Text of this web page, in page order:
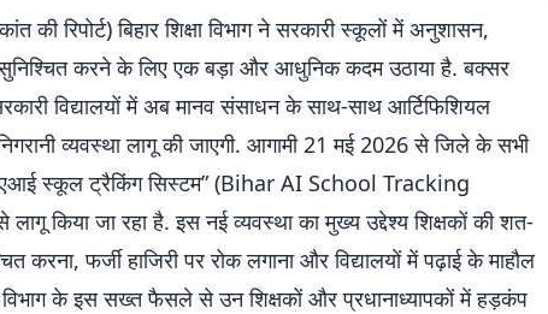
रिपोर्ट) बिहार शिक्षा विभाग ने सरकारी स्कूलों में अनुशासन,
सुनिश्चित करने के लिए एक बड़ा और आधुनिक कदम उठाया है. बक्सर
विद्यालयों में अब मानव संसाधन के साथ-साथ आर्टिफिशियल
व्यवस्था लागू की जाएगी. आगामी 21 मई 2026 से जिले के सभी
एआई स्कूल ट्रैकिंग सिस्टम” (Bihar AI School Tracking
किया जा रहा है. इस नई व्यवस्था का मुख्य उद्देश्य शिक्षकों की शत-
करना, फर्जी हाजिरी पर रोक लगाना और विद्यालयों में पढ़ाई के माहौल
विभाग के इस सख्त फैसले से उन शिक्षकों और प्रधानाध्यापकों में हड़कंप